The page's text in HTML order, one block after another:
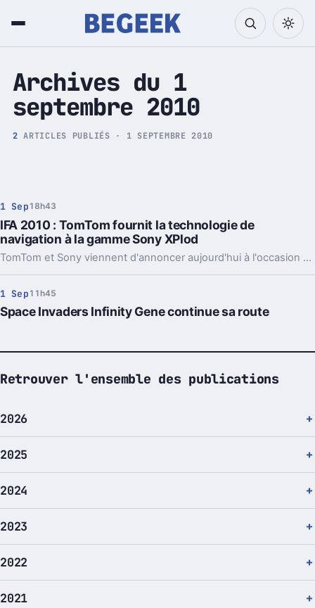
Tech et Pop culture
Archives du 1
septembre 2010
2 ARTICLES PUBLIÉS · 1 SEPTEMBRE 2010
1 Sep 18h43
IFA 2010 : TomTom fournit la technologie de
navigation à la gamme Sony XPlod
TomTom et Sony viennent d'annoncer aujourd'hui à l'occasion de l'IFA 2010, une collaboration visant à faire entrer l’expertise de TomTom en matière de navigation et de services dans les nouveaux systèmes de navigation Audio-visuels Sony Xplod.
1 Sep 11h45
Space Invaders Infinity Gene continue sa route
Retrouver l'ensemble des publications
2026
2025
2024
2023
2022
2021